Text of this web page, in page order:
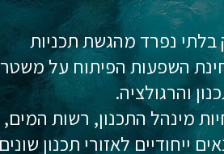
בלתי נפרד מהגשת תכניות
השפעות הפיתוח על משטר
והרגולציה.
להוראות תכנית המתאר הארצית האחודה תמ"א 1 תיקון 8, הנחיות מינהל התכנון, רשות המים,